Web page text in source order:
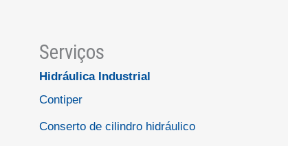
Serviços
Hidráulica Industrial
Contiper
Conserto de cilindro hidráulico